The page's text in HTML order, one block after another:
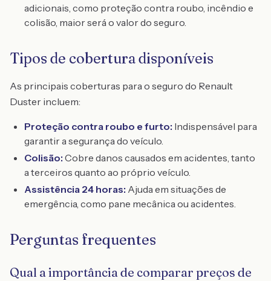
adicionais, como proteção contra roubo, incêndio e
colisão, maior será o valor do seguro.
Tipos de cobertura disponíveis
As principais coberturas para o seguro do Renault
Duster incluem:
Proteção contra roubo e furto: Indispensável para
garantir a segurança do veículo.
Colisão: Cobre danos causados em acidentes, tanto
a terceiros quanto ao próprio veículo.
Assistência 24 horas: Ajuda em situações de
emergência, como pane mecânica ou acidentes.
Perguntas frequentes
Qual a importância de comparar preços de